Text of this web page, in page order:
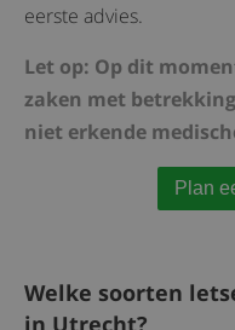
eerste advies.
Let op: Op dit
zaken met
niet erkende
Plan
Welke soorten
in Utrecht?